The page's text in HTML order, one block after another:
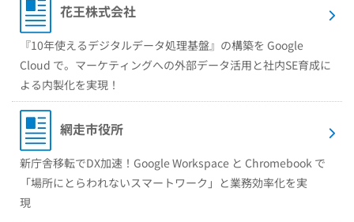
花王株式会社
『10年使えるデジタルデータ処理基盤』の構築を Google
Cloud で。マーケティングへの外部データ活用と社内SE育成に
よる内製化を実現！
網走市役所
新庁舎移転でDX加速！Google Workspace と Chromebook で
「場所にとらわれないスマートワーク」と業務効率化を実
現